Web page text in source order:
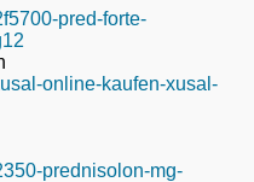
pred-forte-
online-kaufen-xusal-
prednisolon-mg-